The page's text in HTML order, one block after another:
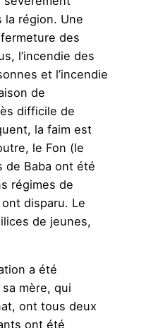
la région. Une
des
l’incendie des
et l’incendie
de
difficile de
la faim est
le Fon (le
de Baba ont été
régimes de
disparu. Le
de jeunes,
a été
mère, qui
ont tous deux
ont été